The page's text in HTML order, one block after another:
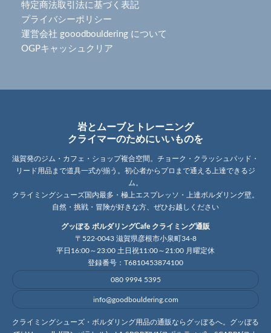
特定商法取引法に基づく表記
プライバシーポリシー
運営会社 gooodbouldering について
OGPキャッシュクリア
岩とムーブとトレーニング
クライマーのためにいいものを
滋賀発のジム・カフェ・ショップ複合空間。チョーク・クラッシュパッド・
リード用品まで道具一式が揃う。初心者からプロまで通える上達できるジ
ム。
クライミングシューズ国内最多・極上エスプレッソ・上達ボルダリング壁。
自然・挑戦・冒険が好きな方、ぜひお越しください
グッぼる ボルダリングCafe クライミング通販
〒522-0043 滋賀県彦根市小泉町34-8
平日16:00～23:00 土日祝11:00～21:00 月曜定休
登録番号：T6810453874100
080 9994 5395
info@goodbouldering.com
クライミングシューズ・ボルダリング用品の通販ならグッぼるへ。グッぼる